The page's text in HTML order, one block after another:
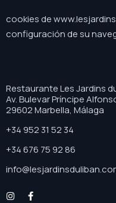
cookies de
configuración de su
Restaurante Les Jardins
Av. Bulevar Príncipe
29602 Marbella, Málaga
+34 952 31 52 34
+34 676 75 92 86